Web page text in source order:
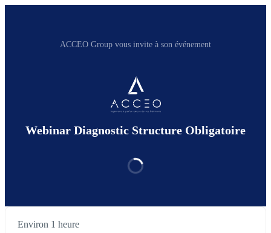
ACCEO Group vous invite à son événement
Webinar Diagnostic Structure Obligatoire
Environ 1 heure